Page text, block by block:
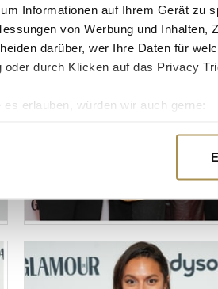
Informationen auf Ihrem Gerät zu
von Werbung und Inhalten,
darüber, wer Ihre Daten für
oder durch Klicken auf das Privacy
es erlauben, würden wir auch gerne:
Sie mehr darüber, wie Ihre
Cookies, um Inhalte und
auf unsere Website zu
unsere Partner für soziale Medien,
mit weiteren Daten